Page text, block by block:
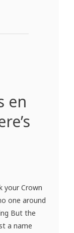
en
your Crown
one around
But the
a name